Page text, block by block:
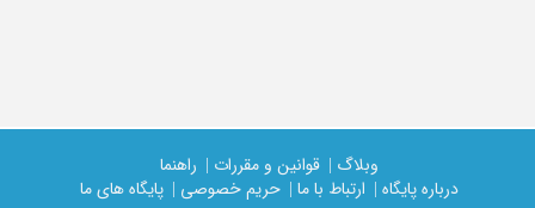
وبلاگ | قوانین و مقررات |
راهنما
درباره پایگاه |
ارتباط با ما | حریم خصوصی |
پایگاه های ما